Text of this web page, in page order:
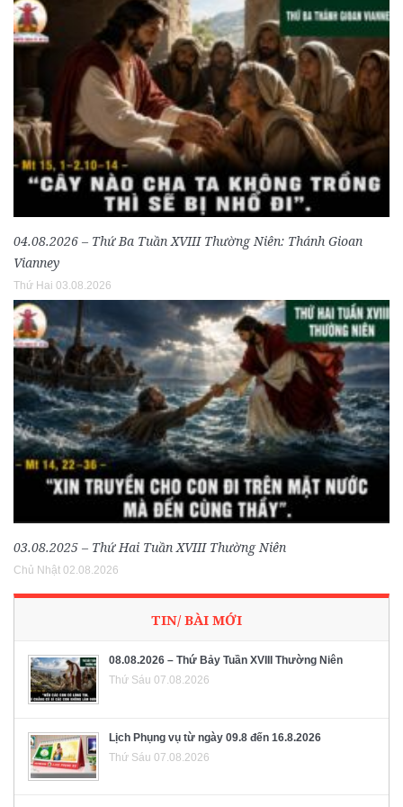
04.08.2026 – Thứ Ba Tuần XVIII Thường Niên: Thánh Gioan
Vianney
Thứ Hai 03.08.2026
03.08.2025 – Thứ Hai Tuần XVIII Thường Niên
Chủ Nhật 02.08.2026
TIN/ BÀI MỚI
08.08.2026 – Thứ Bảy Tuần XVIII Thường Niên
Thứ Sáu 07.08.2026
Lịch Phụng vụ từ ngày 09.8 đến 16.8.2026
Thứ Sáu 07.08.2026